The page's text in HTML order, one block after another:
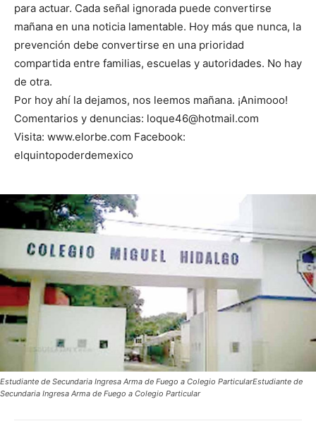
para actuar. Cada señal ignorada puede convertirse
mañana en una noticia lamentable. Hoy más que nunca, la
prevención debe convertirse en una prioridad
compartida entre familias, escuelas y autoridades. No hay
de otra.
Por hoy ahí la dejamos, nos leemos mañana. ¡Animooo!
Comentarios y denuncias: loque46@hotmail.com
Visita: www.elorbe.com Facebook:
elquintopoderdemexico
Estudiante de Secundaria Ingresa Arma de Fuego a Colegio ParticularEstudiante de
Secundaria Ingresa Arma de Fuego a Colegio Particular